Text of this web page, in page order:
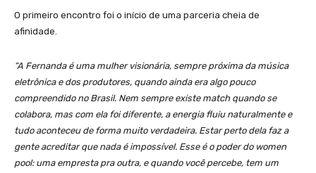
O primeiro encontro foi o início de uma parceria cheia de
afinidade.
“A Fernanda é uma mulher visionária, sempre próxima da música
eletrônica e dos produtores, quando ainda era algo pouco
compreendido no Brasil. Nem sempre existe match quando se
colabora, mas com ela foi diferente, a energia fluiu naturalmente e
tudo aconteceu de forma muito verdadeira. Estar perto dela faz a
gente acreditar que nada é impossível. Esse é o poder do women
pool: uma empresta pra outra, e quando você percebe, tem um